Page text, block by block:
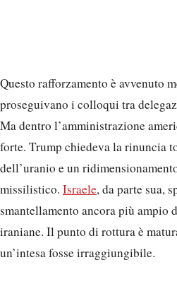
Questo rafforzamento è avvenuto
proseguivano i colloqui tra
Ma dentro l’amministrazione
forte. Trump chiedeva la rinuncia
dell’uranio e un
missilistico. Israele, da parte sua,
smantellamento ancora più ampio
iraniane. Il punto di rottura è
un’intesa fosse irraggiungibile.